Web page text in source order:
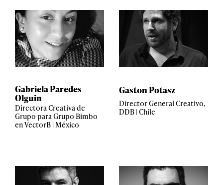
Gabriela Paredes
Olguin
Directora Creativa de
Grupo para Grupo Bimbo
en VectorB | México
Gaston Potasz
Director General Creativo,
DDB | Chile